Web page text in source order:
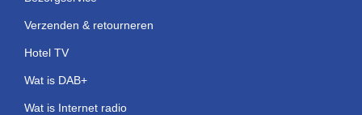
Verzenden & retourneren
Hotel TV
Wat is DAB+
Wat is Internet radio